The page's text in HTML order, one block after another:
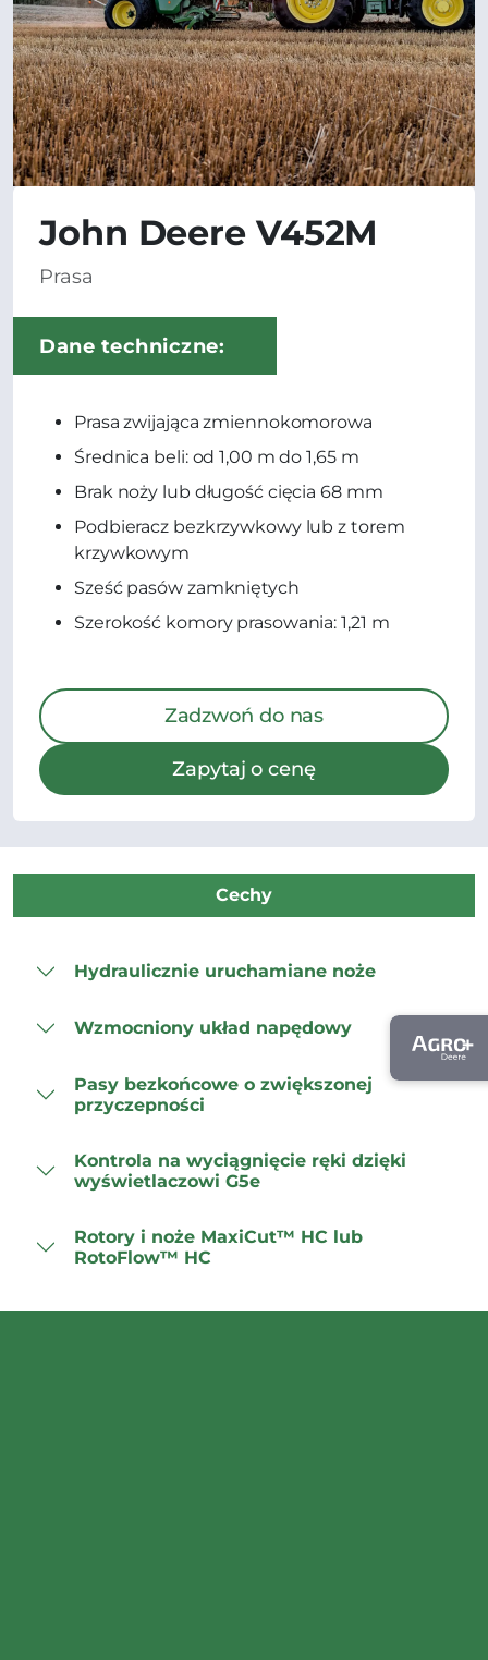
John Deere V452M
Prasa
Dane techniczne:
Prasa zwijająca zmiennokomorowa
Średnica beli: od 1,00 m do 1,65 m
Brak noży lub długość cięcia 68 mm
Podbieracz bezkrzywkowy lub z torem
krzywkowym
Sześć pasów zamkniętych
Szerokość komory prasowania: 1,21 m
Zadzwoń do nas
Zapytaj o cenę
Cechy
Hydraulicznie uruchamiane noże
Wzmocniony układ napędowy
Pasy bezkońcowe o zwiększonej
przyczepności
Kontrola na wyciągnięcie ręki dzięki
wyświetlaczowi G5e
Rotory i noże MaxiCut™ HC lub
RotoFlow™ HC